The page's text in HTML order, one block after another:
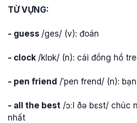
TỪ VỰNG:
- guess /ges/ (v): đoán
- clock /klɒk/ (n): cái đồng hồ
- pen friend /ˈpen frend/ (n):
- all the best /ɔːl ðə bɛst/ chúc
nhất